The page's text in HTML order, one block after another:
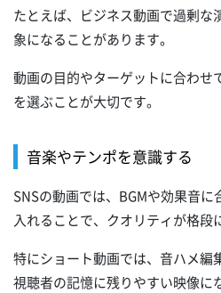
たとえば、ビジネス動画で過剰な
象になることがあります。
動画の目的やターゲットに合わせ
を選ぶことが大切です。
音楽やテンポを意識する
SNSの動画では、BGMや効果音
入れることで、クオリティが格段
特にショート動画では、音ハメ編
視聴者の記憶に残りやすい映像に